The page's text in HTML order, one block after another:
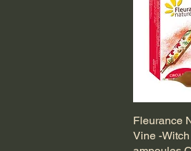
Fleurance
Vine -